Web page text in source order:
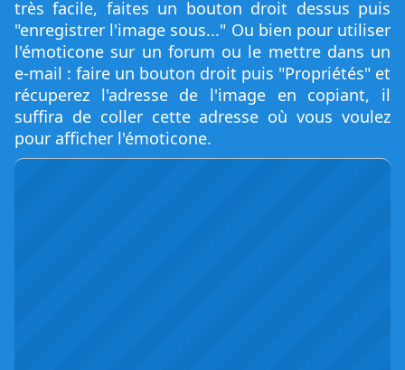
très facile, faites un bouton droit dessus puis
"enregistrer l'image sous..." Ou bien pour utiliser
l'émoticone sur un forum ou le mettre dans un
e-mail : faire un bouton droit puis "Propriétés" et
récuperez l'adresse de l'image en copiant, il
suffira de coller cette adresse où vous voulez
pour afficher l'émoticone.